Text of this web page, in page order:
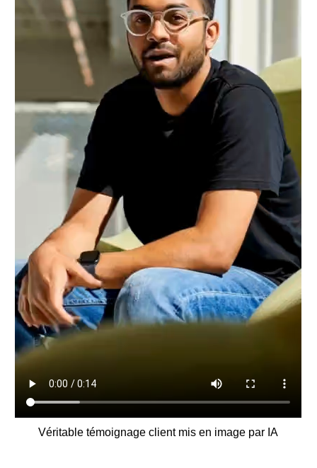
Véritable témoignage client mis en image par IA